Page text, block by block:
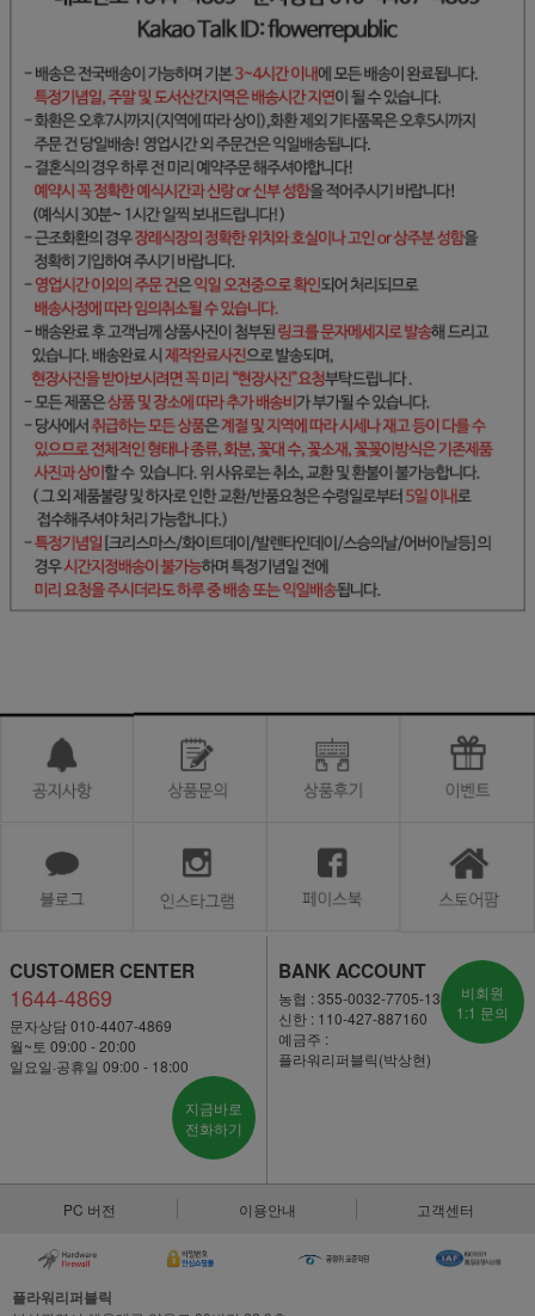
CUSTOMER CENTER
1644-4869
문자상담 010-4407-4869
월~토 09:00 - 20:00
일요일·공휴일 09:00 - 18:00
지금바로
전화하기
BANK ACCOUNT
농협 : 355-0032-7705-13
신한 : 110-427-887160
예금주 :
플라워리퍼블릭(박상현)
비회원
1:1 문의
PC 버전 이용안내 고객센터
플라워리퍼블릭